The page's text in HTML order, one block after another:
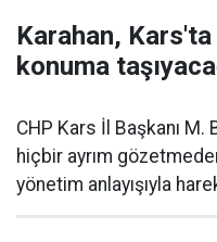
Karahan,
konuma
CHP Kars İl Başkanı M.
hiçbir ayrım
yönetim anlayışıyla